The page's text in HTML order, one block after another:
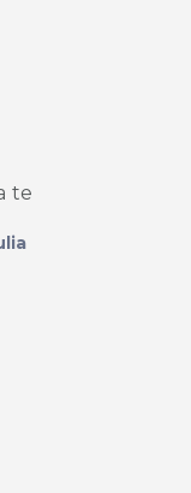
facebook
su youtube
su
te